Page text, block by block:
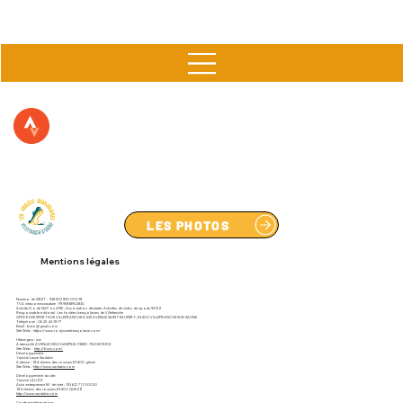
LES PHOTOS
Mentions légales
Numéro de SIRET : 938 902 830 00018
TVA intracommunautaire : FR95938902830
Activité (Code NAF ou APE) : Association déclarée, Activités de clubs de sports 9312Z
Responsable éditorial : Les foulées beaujolaises de Villefranche
OFFICE DES SPORTS DE VILLEFRANCHE-S, 535 AVENUE SAINT-EXUPERY, 69400 VILLEFRANCHE-SUR-SAONE
Téléphone : 06 25 43 78 77
Email : buto@gmail.com
Site Web : https://www.lodysseebeaujolaise.com/
Hébergeur : wix
Adresse 66 AVENUE DES CHAMPS ELYSEES - 75008 PARIS
Site Web :http://fr.wix.com/
Développement
Yannick Lauze Sardakin
Adresse : 184 chemin des rousses 69400 gleizé
Site Web :http://www.sardakin.com
Développement du site:
Yannick LAUZE
Auto-entrepreneur N° de siret : 753 622 711 00020
184 chemin des rousses 69400 GLEIZÉ
http://www.sardakin.com